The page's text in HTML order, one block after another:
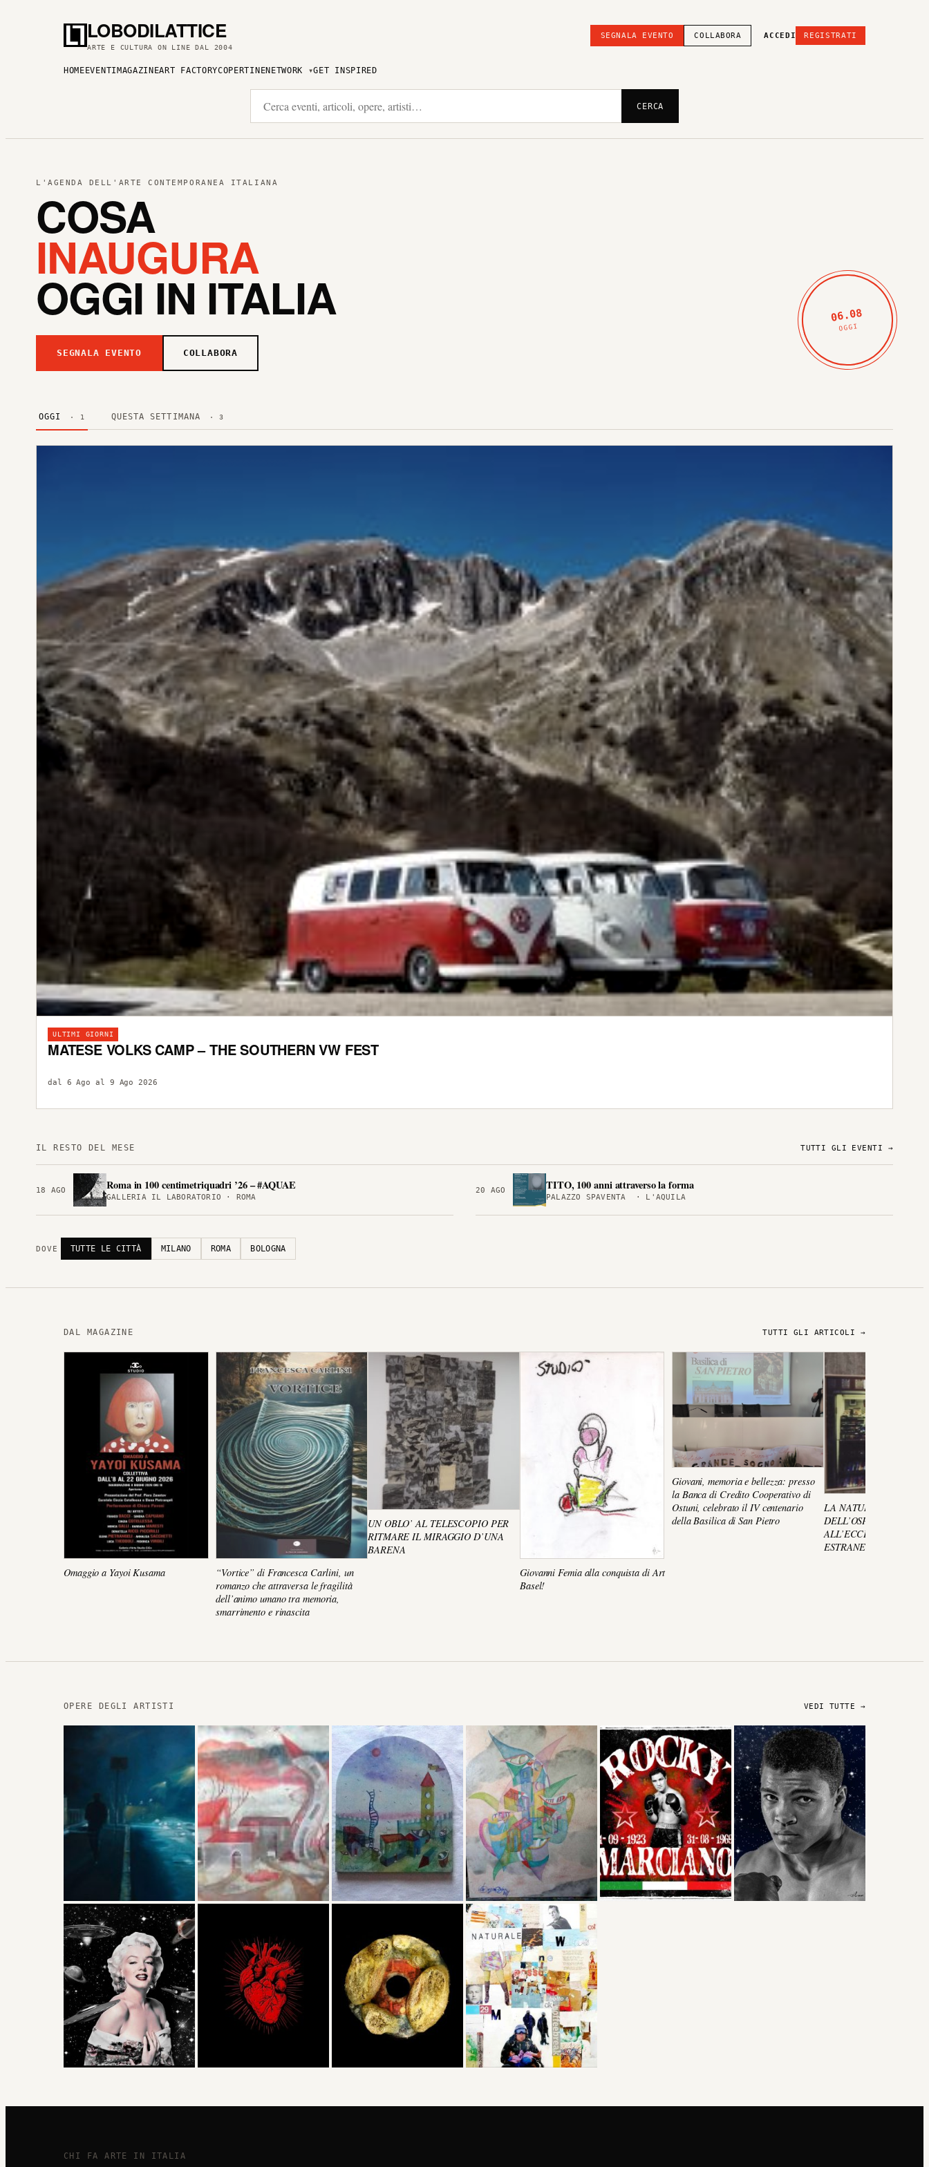
LOBODILATTICE
ARTE E CULTURA ON LINE DAL 2004
SEGNALA EVENTO COLLABORA ACCEDI REGISTRATI
HOME EVENTI MAGAZINEART FACTORYCOPERTINENETWORK GET INSPIRED
CERCA
L'AGENDA DELL'ARTE CONTEMPORANEA ITALIANA
COSA
INAUGURA
OGGI IN ITALIA
SEGNALA EVENTO COLLABORA
06.08
OGGI
OGGI · 1 QUESTA SETTIMANA · 3
ULTIMI GIORNI
MATESE VOLKS CAMP – THE SOUTHERN VW FEST
dal 6 Ago al 9 Ago 2026
IL RESTO DEL MESE TUTTI GLI EVENTI →
18 AGO Roma in 100 centimetriquadri ’26 – #AQUAE
GALLERIA IL LABORATORIO · ROMA
20 AGO TITO, 100 anni attraverso la forma
PALAZZO SPAVENTA · L'AQUILA
DOVE TUTTE LE CITTÀ MILANO ROMA BOLOGNA
DAL MAGAZINE TUTTI GLI ARTICOLI →
Omaggio a Yayoi Kusama
“Vortice” di Francesca Carlini, un
romanzo che attraversa le fragilità
dell’animo umano tra memoria,
smarrimento e rinascita
UN OBLO’ AL TELESCOPIO PER
RITMARE IL MIRAGGIO D’UNA
BARENA
Giovanni Femia alla conquista di Art
Basel!
Giovani, memoria e bellezza: presso
la Banca di Credito Cooperativo di
Ostuni, celebrato il IV centenario
della Basilica di San Pietro
LA NATURALEZZA
DELL’OSPITALITA’
ALL’ECCEZIONALITA’
ESTRANEO FURTIVO
OPERE DEGLI ARTISTI VEDI TUTTE →
CHI FA ARTE IN ITALIA